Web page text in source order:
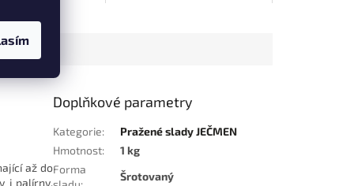
praženými a
Tóny kávy,
čokolády a...
až do
i palírny,
Doplňkové parametry
Kategorie:
Pražené slady JEČMEN
Hmotnost:
1 kg
Forma
Šrotovaný